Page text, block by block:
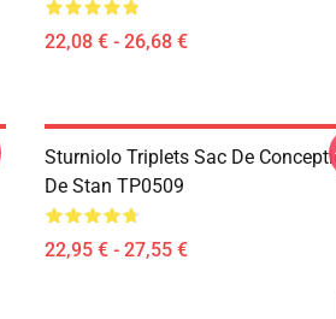
22,08 € - 26,68 €
Sturniolo Triplets Sac De
De Stan TP0509
22,95 € - 27,55 €